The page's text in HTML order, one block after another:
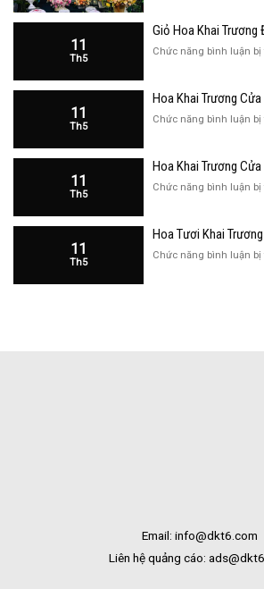
11
Th5
Giỏ Hoa Khai Trương
Chức năng bình luận bị
11
Th5
Hoa Khai Trương
Chức năng bình luận bị
11
Th5
Hoa Khai Trương
Chức năng bình luận bị
11
Th5
Hoa Tươi Khai
Chức năng bình luận bị
Email: info@dkt6.com
Liên hệ quảng cáo: